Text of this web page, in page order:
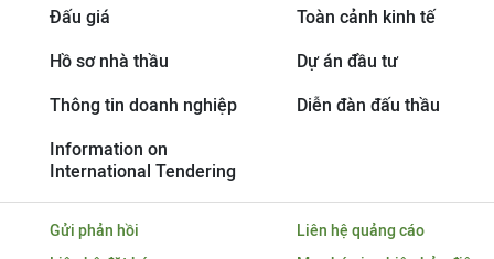
Đấu giá Toàn cảnh kinh tế
Hồ sơ nhà thầu Dự án đầu tư
Thông tin doanh nghiệp Diễn đàn đấu thầu
Information on
International Tendering
Gửi phản hồi
Liên hệ quảng cáo